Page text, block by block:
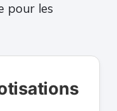
pour les